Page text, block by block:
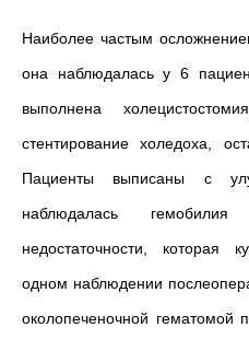
Наиболее частым
она наблюдалась у 6
выполнена
стентирование холедоха,
Пациенты выписаны с
наблюдалась
недостаточности, которая
одном наблюдении
околопеченочной гематомой